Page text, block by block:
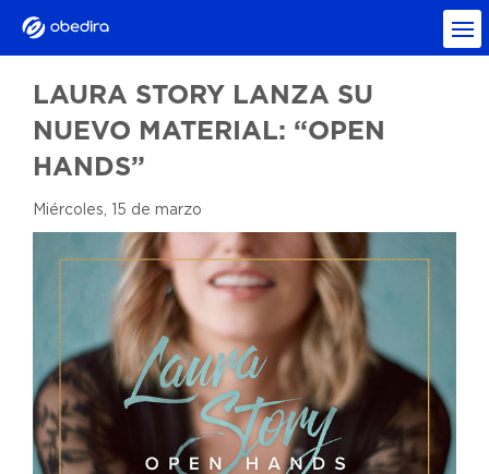
LAURA STORY LANZA SU
NUEVO MATERIAL: “OPEN
HANDS”
Miércoles, 15 de marzo